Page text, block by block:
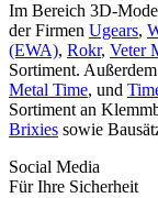
Im Bereich 3D-
der Firmen Ugears,
(EWA), Rokr, Veter
Sortiment.
Metal Time, und
Sortiment an
Brixies sowie
Social Media
Für Ihre Sicherheit